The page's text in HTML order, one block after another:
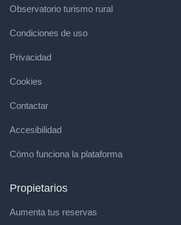
Observatorio turismo rural
Condiciones de uso
Privacidad
Cookies
Contactar
Accesibilidad
Cómo funciona la plataforma
Propietarios
Aumenta tus reservas